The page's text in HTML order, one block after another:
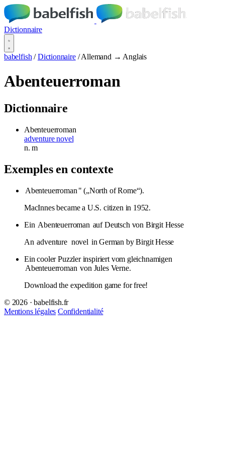
Dictionnaire
babelfish / Dictionnaire / Allemand → Anglais
Abenteuerroman
Dictionnaire
Abenteuerroman
adventure novel
n.m
Exemples en contexte
Abenteuerroman " („North of Rome“).
MacInnes became a U.S. citizen in 1952.
Ein Abenteuerroman auf Deutsch von Birgit Hesse
An adventure novel in German by Birgit Hesse
Ein cooler Puzzler inspiriert vom gleichnamigen
Abenteuerroman von Jules Verne.
Download the expedition game for free!
© 2026 · babelfish.fr
Mentions légales Confidentialité